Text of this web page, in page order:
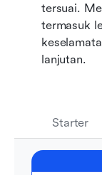
tersuai.
termasuk
lanjutan.
Starter